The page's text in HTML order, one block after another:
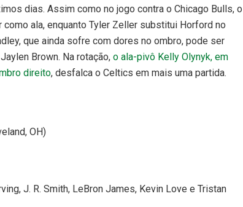
dias. Assim como no jogo contra o Chicago Bulls, o
como ala, enquanto Tyler Zeller substitui Horford no
que ainda sofre com dores no ombro, pode ser
Brown. Na rotação, o ala-pivô Kelly Olynyk, em
direito, desfalca o Celtics em mais uma partida.
OH)
J. R. Smith, LeBron James, Kevin Love e Tristan